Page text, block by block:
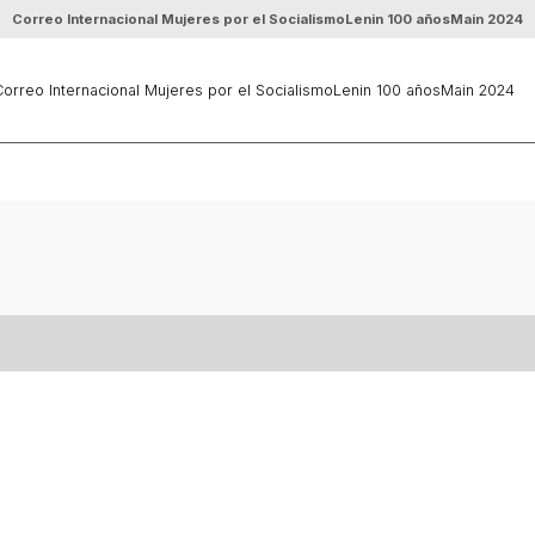
Correo Internacional Mujeres por el SocialismoLenin 100 añosMain 2024
Internacional Mujeres por el SocialismoLenin 100 añosMain 2024